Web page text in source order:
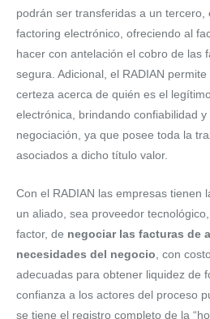
podrán ser transferidas a un tercero,
factoring electrónico, ofreciendo al
hacer con antelación el cobro de las
segura. Adicional, el RADIAN
certeza acerca de quién es el
electrónica, brindando confiabilidad y
negociación, ya que posee toda la
asociados a dicho título valor.
Con el RADIAN las empresas tienen
un aliado, sea proveedor
factor, de negociar las facturas de
necesidades del negocio , con
adecuadas para obtener liquidez de
confianza a los actores del proceso
se tiene el registro completo de la